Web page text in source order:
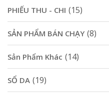
PHIẾU THU - CHI (15)
SẢN PHẨM BÁN CHẠY (8)
Sản Phẩm Khác (14)
SỔ DA (19)